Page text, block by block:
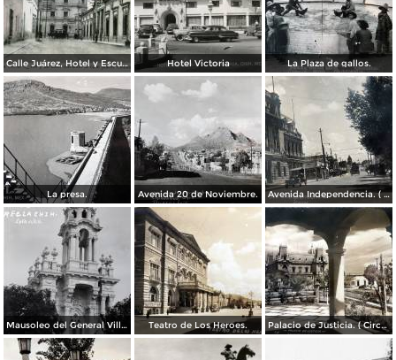
Calle Juárez, Hotel y Escuela Oficial No. 136 Hotel Victoria La Plaza de gallos.
La presa. Avenida 20 de Noviembre. Avenida Independencia. ( Circulada el 12 de Abril de 1929 ).
Mausoleo del General Villa en el panteon de La Regla ( Circulada el 11 de Junio de 1921 ). Teatro de Los Heroes. Palacio de Justicia. ( Circulada el 1 deDiciembre de 1946 ).